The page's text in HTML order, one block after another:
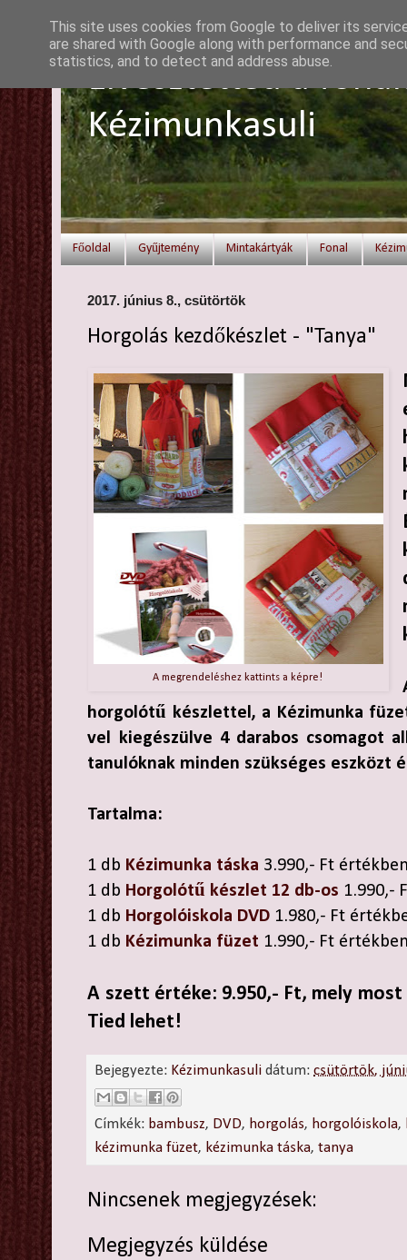
Elvesztetted a
Kézimunkasuli
Főoldal Gyűjtemény Mintakártyák Fonal
2017. június 8., csütörtök
Horgolás kezdőkészlet - "Tanya"
A megrendeléshez kattints a képre!
horgolótű készlettel, a Kézimunka
vel kiegészülve 4 darabos csomagot
tanulóknak minden szükséges eszközt
Tartalma:
1 db Kézimunka táska 3.990,- Ft
1 db Horgolótű készlet 12 db-os 1.990,-
1 db Horgolóiskola DVD 1.980,- Ft
1 db Kézimunka füzet 1.990,- Ft
A szett értéke: 9.950,- Ft, mely
Tied lehet!
Bejegyezte: Kézimunkasuli dátum:csütörtök,
Címkék: bambusz, DVD, horgolás, horgolóiskola,
kézimunka füzet, kézimunka táska,tanya
Nincsenek megjegyzések:
Megjegyzés küldése
This site uses cookies from Google to deliver its
are shared with Google along with performance and
statistics, and to detect and address abuse.